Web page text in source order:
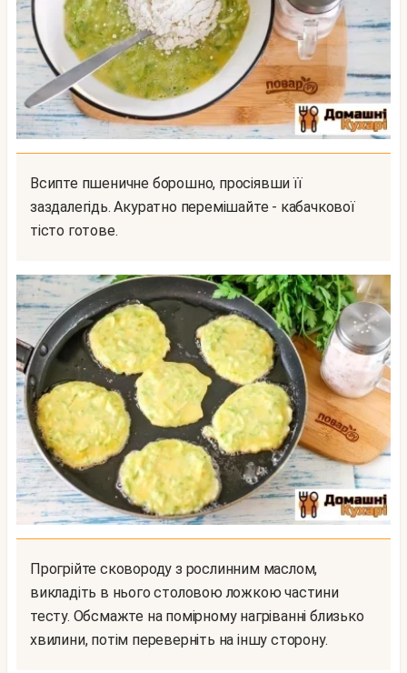
Всипте пшеничне борошно, просіявши її
заздалегідь. Акуратно перемішайте - кабачкової
тісто готове.
Прогрійте сковороду з рослинним маслом,
викладіть в нього столовою ложкою частини
тесту. Обсмажте на помірному нагріванні близько
хвилини, потім переверніть на іншу сторону.